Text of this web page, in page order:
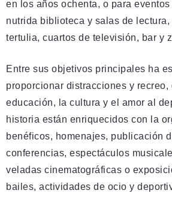
en los años ochenta, o para
nutrida biblioteca y salas de
tertulia, cuartos de televisión, bar y
Entre sus objetivos principales ha
proporcionar distracciones y recreo,
educación, la cultura y el amor al
historia están enriquecidos con la
benéficos, homenajes, publicación
conferencias, espectáculos
veladas cinematográficas o
bailes, actividades de ocio y